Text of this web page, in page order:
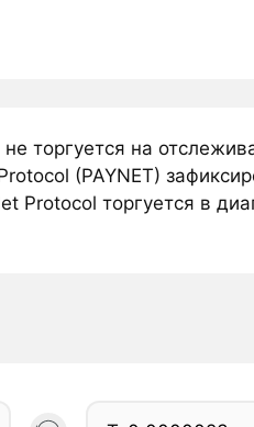
торгуется на
(PAYNET)
Protocol торгуется в